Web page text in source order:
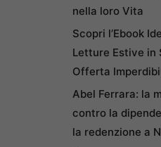
nella loro Vita
Scopri l’Ebook
Letture Estive in
Offerta
Abel Ferrara: la
contro la
la redenzione a